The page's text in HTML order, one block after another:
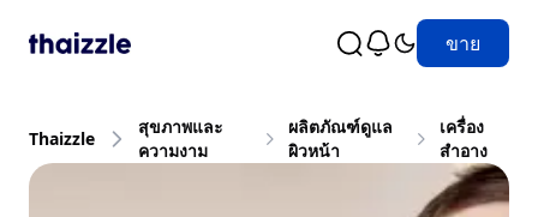
ขาย
Thaizzle
สุขภาพและ
ความงาม
ผลิตภัณฑ์ดูแล
ผิวหน้า
เครื่อง
สำอาง